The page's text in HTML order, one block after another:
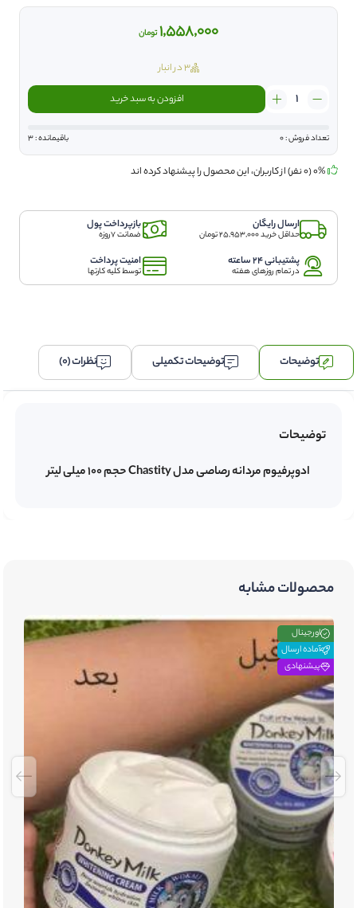
1,558,000تومان
3 در انبار
ادوپرفیوم
مدل
Chastity
حجم
لیتر
عدد
افزودن به سبد خرید
تعداد فروش : 0 باقیمانده : 3
ارسال رایگان
حداقل خرید 25,953,000 تومان
بازپرداخت پول
ضمانت 7روزه
پشتیبانی 24 ساعته
در تمام روزهای هفته
امنیت پرداخت
توسط کلیه کارتها
توضیحات توضیحات تکمیلی نظرات (0)
توضیحات
ادوپرفیوم مردانه رصاصی مدل Chastity حجم 100 میلی لیتر
محصولات مشابه
اورجینال
آماده ارسال
پیشنهادی